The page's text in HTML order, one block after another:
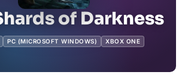
of Darkness
PC (MICROSOFT WINDOWS) XBOX ONE